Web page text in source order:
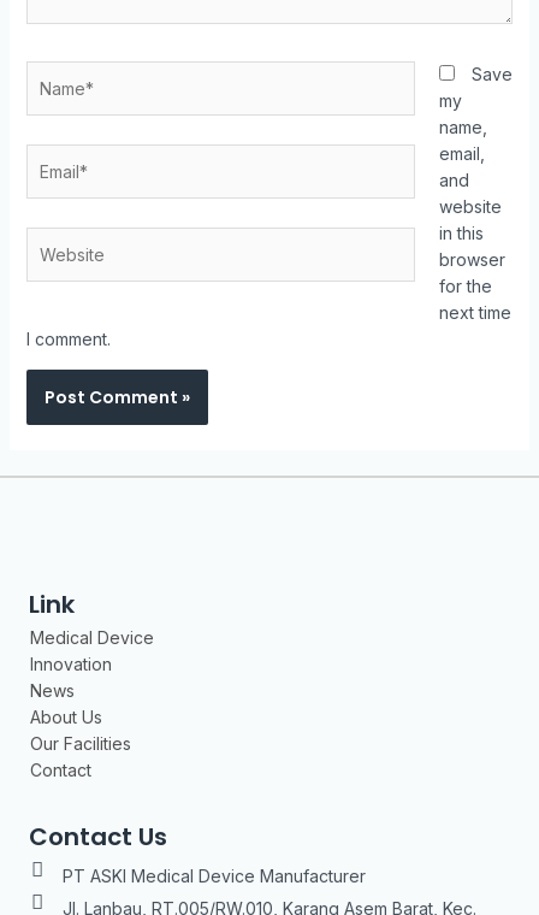
Save
my
name,
email,
and
website
in this
browser
for the
next time
I comment.
Link
Medical Device
Innovation
News
About Us
Our Facilities
Contact
Contact Us
PT ASKI Medical Device Manufacturer
Jl. Lanbau, RT.005/RW.010, Karang Asem Barat, Kec.